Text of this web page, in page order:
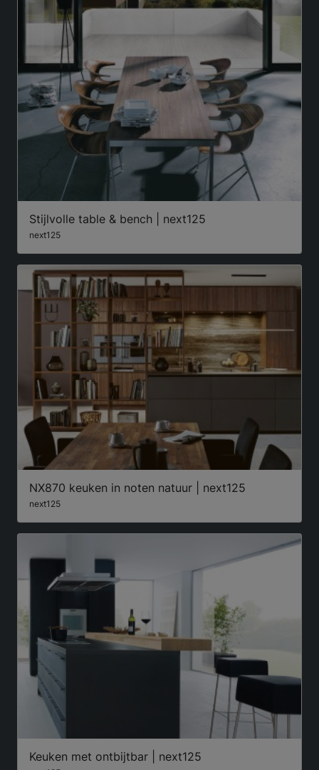
Stijlvolle table & bench | next125
next125
NX870 keuken in noten natuur | next125
next125
Keuken met ontbijtbar | next125